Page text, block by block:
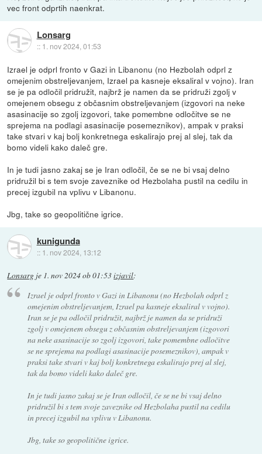
vec front odprtih naenkrat.
Lonsarg
:: 1. nov 2024, 01:53
Izrael je odprl fronto v Gazi in Libanonu (no Hezbolah odprl z
omejenim obstreljevanjem, Izrael pa kasneje eksaliral v vojno). Iran
se je pa odločil pridružit, najbrž je namen da se pridruži zgolj v
omejenem obsegu z občasnim obstreljevanjem (izgovori na neke
asasinacije so zgolj izgovori, take pomembne odločitve se ne
sprejema na podlagi asasinacije posemeznikov), ampak v praksi
take stvari v kaj bolj konkretnega eskalirajo prej al slej, tak da
bomo videli kako daleč gre.
In je tudi jasno zakaj se je Iran odločil, če se ne bi vsaj delno
pridružil bi s tem svoje zaveznike od Hezbolaha pustil na cedilu in
precej izgubil na vplivu v Libanonu.
Jbg, take so geopolitične igrice.
kunigunda
:: 1. nov 2024, 13:12
Lonsarg je 1. nov 2024 ob 01:53izjavil:
Izrael je odprl fronto v Gazi in Libanonu (no Hezbolah odprl z
omejenim obstreljevanjem, Izrael pa kasneje eksaliral v vojno).
Iran se je pa odločil pridružit, najbrž je namen da se pridruži
zgolj v omejenem obsegu z občasnim obstreljevanjem (izgovori
na neke asasinacije so zgolj izgovori, take pomembne odločitve
se ne sprejema na podlagi asasinacije posemeznikov), ampak v
praksi take stvari v kaj bolj konkretnega eskalirajo prej al slej,
tak da bomo videli kako daleč gre.
In je tudi jasno zakaj se je Iran odločil, če se ne bi vsaj delno
pridružil bi s tem svoje zaveznike od Hezbolaha pustil na cedilu
in precej izgubil na vplivu v Libanonu.
Jbg, take so geopolitične igrice.